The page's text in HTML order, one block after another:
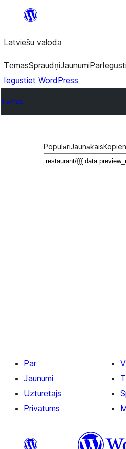
Pāriet
saturu
Latviešu valodā
TēmasSpraudņiJaunumiPar
Iegūstiet WordPress
Tēmas
PopulāriJaunākais
Meklēt
Par
Jaunumi
Uzturētājs
Privātums